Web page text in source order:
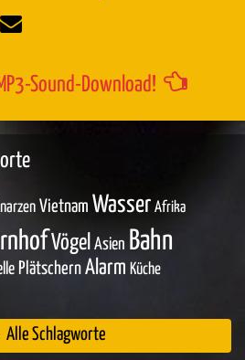
Sound-Download!
Vietnam Wasser Afrika
Vögel Asien Bahn
Plätschern Alarm Küche
Alle Schlagworte